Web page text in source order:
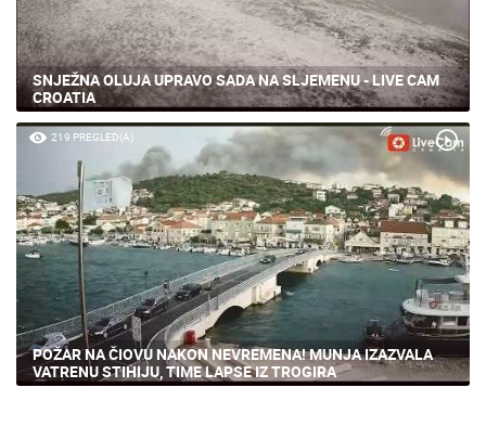
SNJEŽNA OLUJA UPRAVO SADA NA SLJEMENU - LIVE CAM
CROATIA
219 PREGLED(A)
POŽAR NA ČIOVU NAKON NEVREMENA! MUNJA IZAZVALA
VATRENU STIHIJU, TIME LAPSE IZ TROGIRA